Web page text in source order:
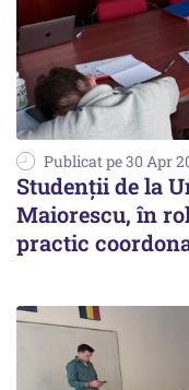
Publicat pe 30 Apr
Studenții de la
Maiorescu, în
practic